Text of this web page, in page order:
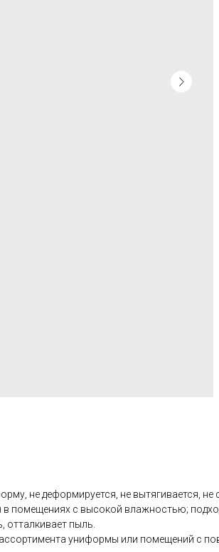
не деформируется, не вытягивается,
помещениях с высокой влажностью;
отталкивает пыль.
униформы или помещений с